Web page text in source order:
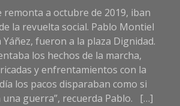
remonta a octubre de 2019, iban
la revuelta social. Pablo Montiel
Yáñez, fueron a la plaza Dignidad.
los hechos de la marcha,
y enfrentamientos con la
los pacos disparaban como si
una guerra”, recuerda Pablo. […]